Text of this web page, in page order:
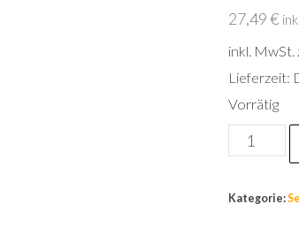
27,49€
inkl. MwSt.
Lieferzeit:
Vorrätig
Nr.40
Kategorie: